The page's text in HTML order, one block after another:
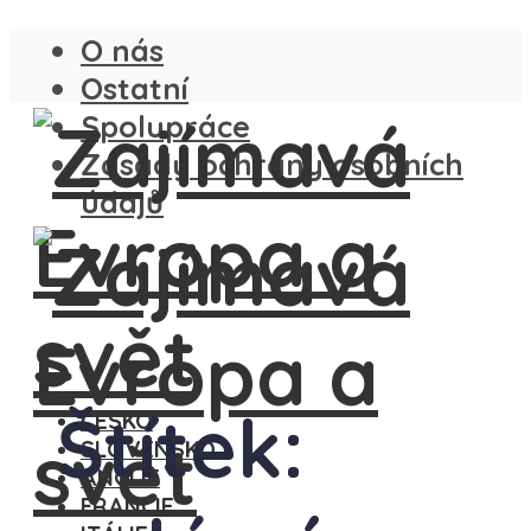
O nás
Ostatní
Spolupráce
Zásady ochrany osobních
údajů
ČESKO
SLOVENSKO
ANGLIE
FRANCIE
Štítek: